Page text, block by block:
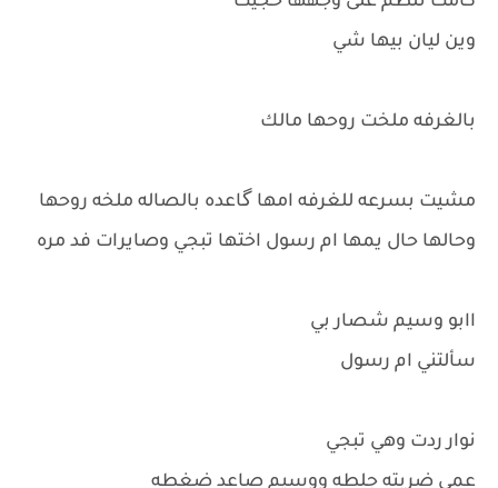
وين ليان بيها شي
بالغرفه ملخت روحها مالك
مشيت بسرعه للغرفه امها گاعده بالصاله ملخه روحها
وحالها حال يمها ام رسول اختها تبجي وصايرات فد مره
اابو وسيم شصار بي
سألتني ام رسول
نوار ردت وهي تبجي
عمي ضربته جلطه ووسيم صاعد ضغطه